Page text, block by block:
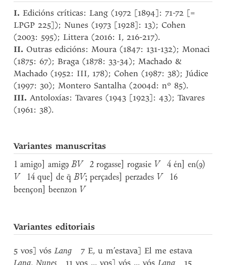
I. Edicións críticas: Lang (1972 [1894]: 71-72 [=
LPGP 225]); Nunes (1973 [1928]: 13); Cohen
(2003: 595); Littera (2016: I, 216-217).
II. Outras edicións: Moura (1847: 131-132); Monaci
(1875: 67); Braga (1878: 33-34); Machado &
Machado (1952: III, 178); Cohen (1987: 38); Júdice
(1997: 30); Montero Santalha (2004d: nº 85).
III. Antoloxías: Tavares (1943 [1923]: 43); Tavares
(1961: 38).
Variantes manuscritas
1 amigo] amigꝯBV 2 rogasse] rogasie V 4 én] en(ꝯ)
V 14 que] de q̄BV; perçades] perzades V 16
beençon] beenzon V
Variantes editoriais
5 vos] vósLang7 E, u m’estava] El me estava
Lang, Nunes 11 vos ... vos] vós ... vós Lang 15